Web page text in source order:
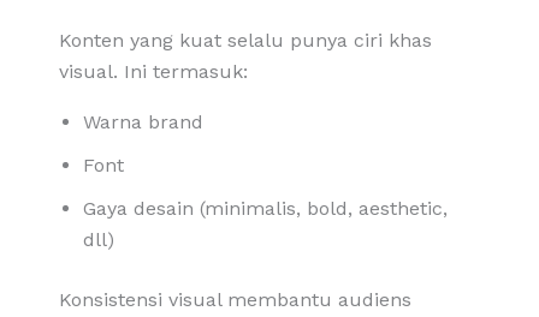
Konten yang kuat selalu punya ciri khas
visual. Ini termasuk:
Warna brand
Font
Gaya desain (minimalis, bold, aesthetic,
dll)
Konsistensi visual membantu audiens